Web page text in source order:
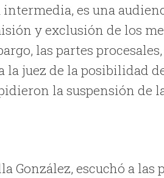
es una
y exclusión de los
las partes
la juez de la posibilidad
la suspensión de
González, escuchó a